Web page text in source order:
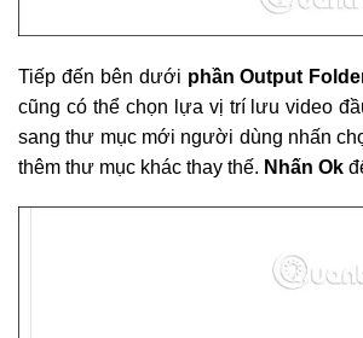
Tiếp đến bên dưới phần Output
cũng có thể chọn lựa vị trí lưu video
sang thư mục mới người dùng nhấn
thêm thư mục khác thay thế. Nhấn Ok